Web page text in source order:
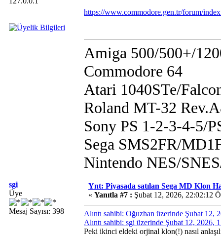
https://www.commodore.gen.tr/forum/
Amiga 500/500+/
Commodore 64
Atari 1040STe/
Roland MT-32
Sony PS 1-2-3-4-5/
Sega SMS2FR/
Nintendo NES/
sgi
Üye
Mesaj Sayısı: 398
Ynt: Piyasada satılan Sega MD Klon
« Yanıtla #7 : Şubat 12, 2026, 22:02:12
Alıntı sahibi: Oğuzhan üzerinde Şubat 12,
Alıntı sahibi: sgi üzerinde Şubat 12, 2026,
Peki ikinci eldeki orjinal klon(!) nasıl